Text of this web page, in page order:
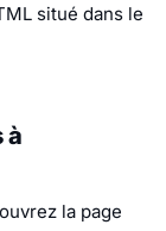
situé dans le
à
la page